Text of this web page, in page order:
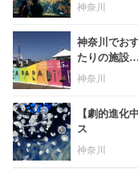
神奈川
神奈川でお
たりの施設…
神奈川
【劇的進化
ス
神奈川